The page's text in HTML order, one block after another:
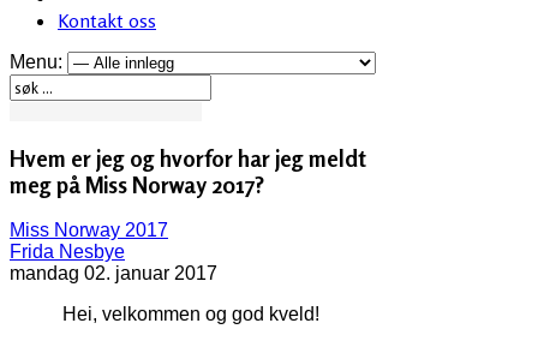
Kontakt oss
Menu:
Hvem er jeg og hvorfor har jeg meldt
meg på Miss Norway 2017?
Miss Norway 2017
Frida Nesbye
mandag 02. januar 2017
Hei, velkommen og god kveld!